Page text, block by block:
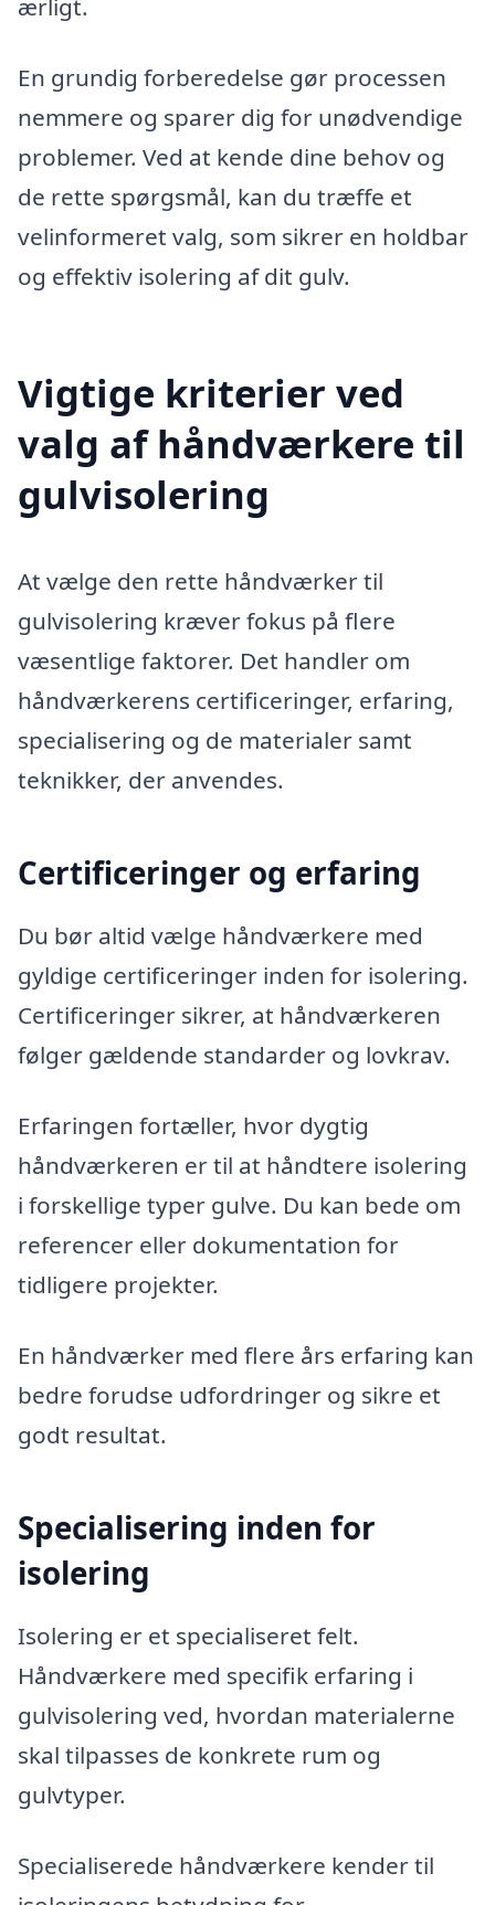
ærligt.
En grundig forberedelse gør processen
nemmere og sparer dig for unødvendige
problemer. Ved at kende dine behov og
de rette spørgsmål, kan du træffe et
velinformeret valg, som sikrer en holdbar
og effektiv isolering af dit gulv.
Vigtige kriterier ved
valg af håndværkere til
gulvisolering
At vælge den rette håndværker til
gulvisolering kræver fokus på flere
væsentlige faktorer. Det handler om
håndværkerens certificeringer, erfaring,
specialisering og de materialer samt
teknikker, der anvendes.
Certificeringer og erfaring
Du bør altid vælge håndværkere med
gyldige certificeringer inden for isolering.
Certificeringer sikrer, at håndværkeren
følger gældende standarder og lovkrav.
Erfaringen fortæller, hvor dygtig
håndværkeren er til at håndtere isolering
i forskellige typer gulve. Du kan bede om
referencer eller dokumentation for
tidligere projekter.
En håndværker med flere års erfaring kan
bedre forudse udfordringer og sikre et
godt resultat.
Specialisering inden for
isolering
Isolering er et specialiseret felt.
Håndværkere med specifik erfaring i
gulvisolering ved, hvordan materialerne
skal tilpasses de konkrete rum og
gulvtyper.
Specialiserede håndværkere kender til